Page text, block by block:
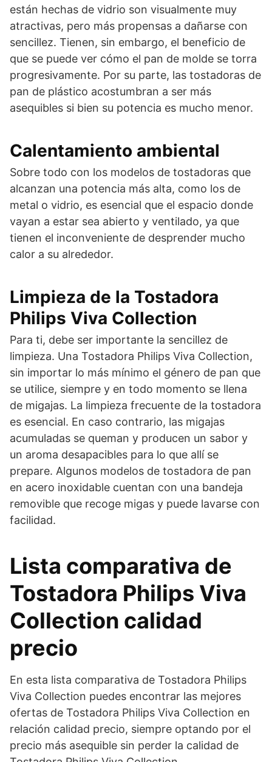
están hechas de vidrio son visualmente muy
atractivas, pero más propensas a dañarse con
sencillez. Tienen, sin embargo, el beneficio de
que se puede ver cómo el pan de molde se torra
progresivamente. Por su parte, las tostadoras de
pan de plástico acostumbran a ser más
asequibles si bien su potencia es mucho menor.
Calentamiento ambiental
Sobre todo con los modelos de tostadoras que
alcanzan una potencia más alta, como los de
metal o vidrio, es esencial que el espacio donde
vayan a estar sea abierto y ventilado, ya que
tienen el inconveniente de desprender mucho
calor a su alrededor.
Limpieza de la Tostadora
Philips Viva Collection
Para ti, debe ser importante la sencillez de
limpieza. Una Tostadora Philips Viva Collection,
sin importar lo más mínimo el género de pan que
se utilice, siempre y en todo momento se llena
de migajas. La limpieza frecuente de la tostadora
es esencial. En caso contrario, las migajas
acumuladas se queman y producen un sabor y
un aroma desapacibles para lo que allí se
prepare. Algunos modelos de tostadora de pan
en acero inoxidable cuentan con una bandeja
removible que recoge migas y puede lavarse con
facilidad.
Lista comparativa de
Tostadora Philips Viva
Collection calidad
precio
En esta lista comparativa de Tostadora Philips
Viva Collection puedes encontrar las mejores
ofertas de Tostadora Philips Viva Collection en
relación calidad precio, siempre optando por el
precio más asequible sin perder la calidad de